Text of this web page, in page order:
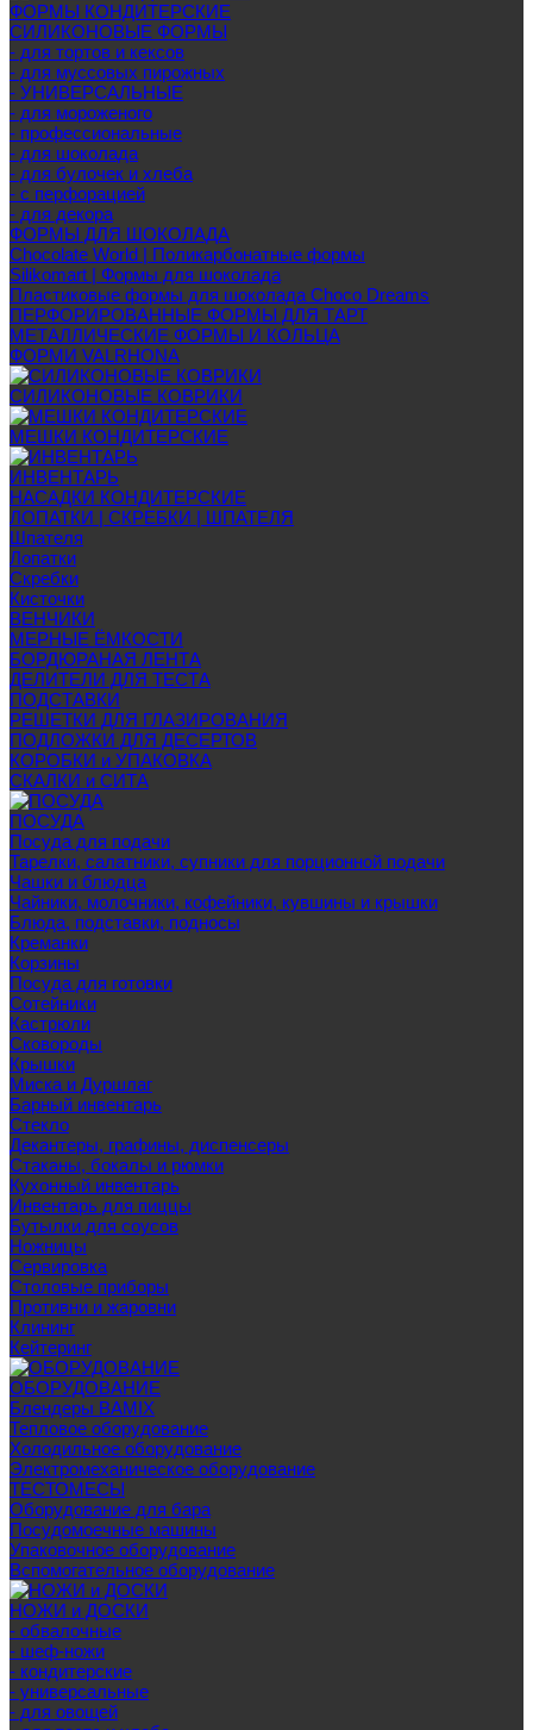
ФОРМЫ КОНДИТЕРСКИЕ
СИЛИКОНОВЫЕ ФОРМЫ
- для тортов и кексов
- для муссовых пирожных
- УНИВЕРСАЛЬНЫЕ
- для мороженого
- профессиональные
- для шоколада
- для булочек и хлеба
- с перфорацией
- для декора
ФОРМЫ ДЛЯ ШОКОЛАДА
Chocolate World | Поликарбонатные формы
Silikomart | Формы для шоколада
Пластиковые формы для шоколада Choco Dreams
ПЕРФОРИРОВАННЫЕ ФОРМЫ ДЛЯ ТАРТ
МЕТАЛЛИЧЕСКИЕ ФОРМЫ И КОЛЬЦА
ФОРМИ VALRHONA
СИЛИКОНОВЫЕ КОВРИКИ
МЕШКИ КОНДИТЕРСКИЕ
ИНВЕНТАРЬ
НАСАДКИ КОНДИТЕРСКИЕ
ЛОПАТКИ | СКРЕБКИ | ШПАТЕЛЯ
Шпателя
Лопатки
Скребки
Кисточки
ВЕНЧИКИ
МЕРНЫЕ ЁМКОСТИ
БОРДЮРАНАЯ ЛЕНТА
ДЕЛИТЕЛИ ДЛЯ ТЕСТА
ПОДСТАВКИ
РЕШЕТКИ ДЛЯ ГЛАЗИРОВАНИЯ
ПОДЛОЖКИ ДЛЯ ДЕСЕРТОВ
КОРОБКИ и УПАКОВКА
СКАЛКИ и СИТА
ПОСУДА
Посуда для подачи
Тарелки, салатники, супники для порционной подачи
Чашки и блюдца
Чайники, молочники, кофейники, кувшины и крышки
Блюда, подставки, подносы
Креманки
Корзины
Посуда для готовки
Сотейники
Кастрюли
Сковороды
Крышки
Миска и Дуршлаг
Барный инвентарь
Стекло
Декантеры, графины, диспенсеры
Стаканы, бокалы и рюмки
Кухонный инвентарь
Инвентарь для пиццы
Бутылки для соусов
Ножницы
Сервировка
Столовые приборы
Противни и жаровни
Клининг
Кейтеринг
ОБОРУДОВАНИЕ
Блендеры BAMIX
Тепловое оборудование
Холодильное оборудование
Электромеханическое оборудование
ТЕСТОМЕСЫ
Оборудование для бара
Посудомоечные машины
Упаковочное оборудование
Вспомогательное оборудование
НОЖИ и ДОСКИ
- обвалочные
- шеф-ножи
- кондитерские
- универсальные
- для овощей